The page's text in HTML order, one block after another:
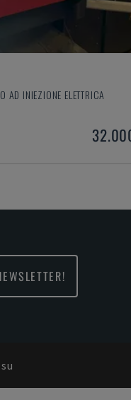
AD INIEZIONE ELETTRICA